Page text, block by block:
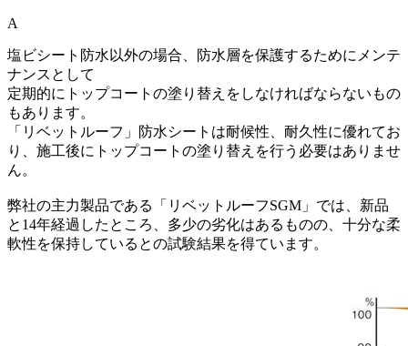
A
塩ビシート防水以外の場合、防水層を保護するためにメンテ
ナンスとして
定期的にトップコートの塗り替えをしなければならないもの
もあります。
「リベットルーフ」防水シートは耐候性、耐久性に優れてお
り、施工後にトップコートの塗り替えを行う必要はありませ
ん。
弊社の主力製品である「リベットルーフSGM」では、新品
と14年経過したところ、多少の劣化はあるものの、十分な柔
軟性を保持しているとの試験結果を得ています。